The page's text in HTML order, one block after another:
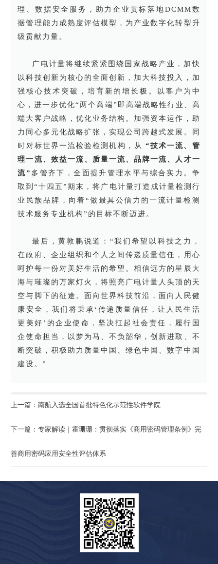
理、数据安全服务，助力企业贯标落地DCMM数
据管理能力成熟度评估模型，为产业数字化转型升
级贡献力量。
广电计量将继续紧紧围绕国家战略产业，加快
以科技创新为核心的全面创新，加大科技投入，加
强核心技术突破，培育新的增长极。以客户为中
心，进一步优化“两个高端”即高端战略性行业、高
端大客户战略，优化业务结构。加强资本运作，助
力同心多元化战略扩张，实现公司跨越式发展。同
时对标世界一流检验检测机构，从 “技术一流、管
理一流、效益一流、质量一流、品牌一流、人才一
流” 多管齐下，全面提升管理水平与综合实力。争
取到“十四五”期末，将广电计量打造成计量检测行
业民族品牌，向着“做最具公信力的一流计量检测
技术服务专业机构”的目标不断迈进。
最后，黄敦鹏说道：“我们希望以科技之力，
在政府、企业组织和个人之间传递质量信任，用心
呵护每一份对美好生活的希望。相信远方的星辰大
海与璀璨的万家灯火，将照亮广电计量人头顶的天
空与脚下的征途。面向世界科技前沿，面向人民健
康安全，我们将秉承‘传递质量信任，让人民生活
更美好’的企业使命，坚决扛起社会责任，履行国
企使命担当，以梦为马、不负韶华，创新进取、不
断突破，积极助力质量中国、绿色中国、数字中国
建设。”
上一篇：南航入选全国首批特色化示范性软件学院
下一篇：专家解读｜霍珊珊：贯彻落实《商用密码管理条例》完
善商用密码应用安全性评估体系